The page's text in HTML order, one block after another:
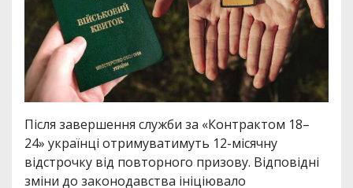
Після завершення служби за «Контрактом 18–
24» українці отримуватимуть 12-місячну
відстрочку від повторного призову. Відповідні
зміни до законодавства ініціювало